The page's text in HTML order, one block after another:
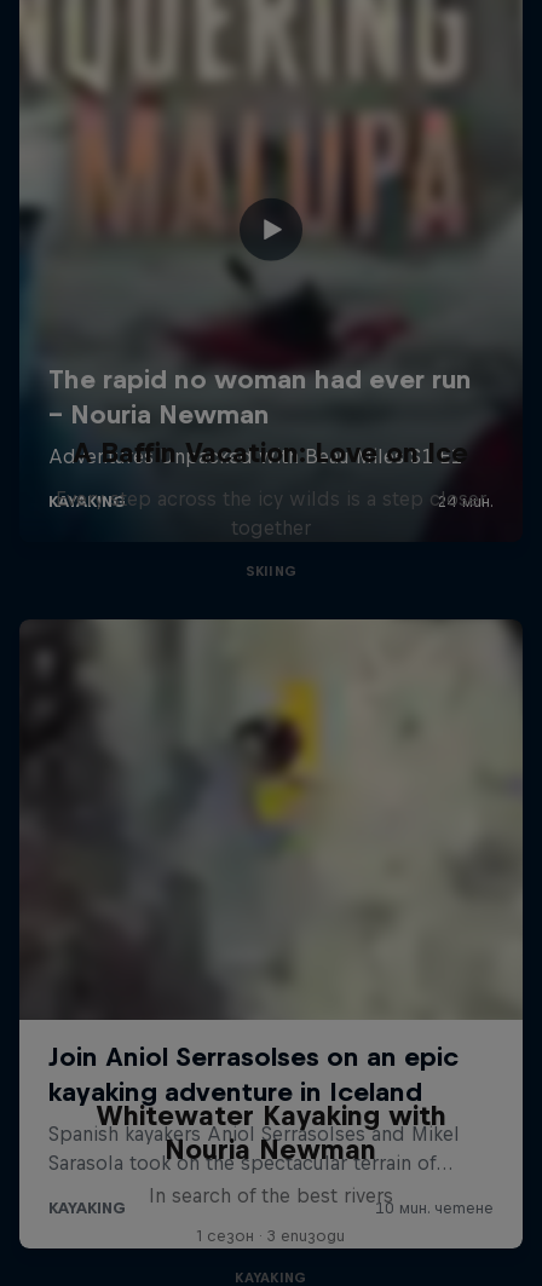
A Baffin Vacation: Love on Ice
Every step across the icy wilds is a step closer
together
SKIING
Whitewater Kayaking with
Nouria Newman
In search of the best rivers
1 сезон · 3 епизоди
KAYAKING